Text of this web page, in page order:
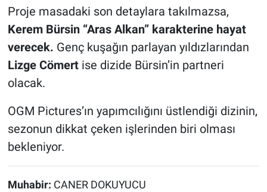
Proje masadaki son detaylara takılmazsa,
Kerem Bürsin “Aras Alkan” karakterine hayat
verecek. Genç kuşağın parlayan yıldızlarından
Lizge Cömertise dizide Bürsin’in partneri
olacak.
OGM Pictures’ın yapımcılığını üstlendiği dizinin,
sezonun dikkat çeken işlerinden biri olması
bekleniyor.
Muhabir: CANER DOKUYUCU